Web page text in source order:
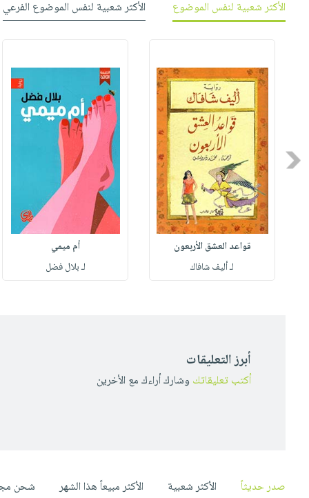
الأكثر شعبية لنفس الموضوع الأكثر شعبية لنفس الموضوع الفرعي
Previous
قواعد العشق الأربعون
لـ أليف شافاك
أم ميمي
لـ بلال فضل
أبرز التعليقات
أكتب تعليقاتك وشارك أراءك مع الأخرين
صدر حديثاً الأكثر شعبية الأكثر مبيعاً هذا الشهر شحن